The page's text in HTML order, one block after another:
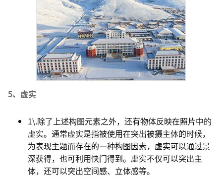
5、虚实
1\.除了上述构图元素之外，还有物体反映在照片中的
虚实。通常虚实是指被使用在突出被摄主体的时候，
为表现主题而存在的一种构图因素，虚实可以通过景
深获得，也可利用快门得到。虚实不仅可以突出主
体，还可以突出空间感、立体感等。